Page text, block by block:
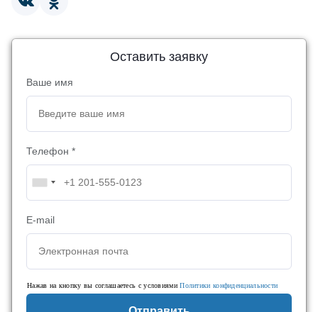
Оставить заявку
Ваше имя
Телефон *
E-mail
Нажав на кнопку вы соглашаетесь с условиямиПолитики конфиденциальности